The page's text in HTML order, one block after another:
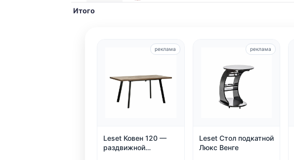
Итого
Leset Ковен 120 —
раздвижной
реклама
Leset Стол подкатной
Люкс Венге
реклама